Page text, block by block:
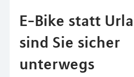
E-Bike statt
sind Sie sicher
unterwegs